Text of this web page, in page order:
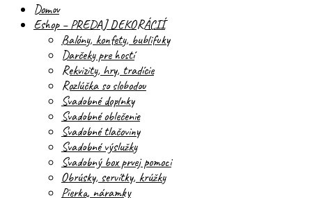
Domov
Eshop – PREDAJ DEKORÁCIÍ
Balóny, konfety, bublifuky
Darčeky pre hostí
Rekvizity, hry, tradície
Rozlúčka so slobodou
Svadobné doplnky
Svadobné oblečenie
Svadobné tlačoviny
Svadobné výslužky
Svadobný box prvej pomoci
Obrúsky, servítky, krúžky
Pierka, náramky